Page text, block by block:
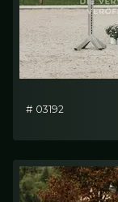
# 03192